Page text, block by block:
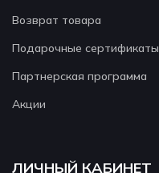
Возврат товара
Подарочные сертификаты
Партнерская программа
Акции
ЛИЧНЫЙ КАБИНЕТ